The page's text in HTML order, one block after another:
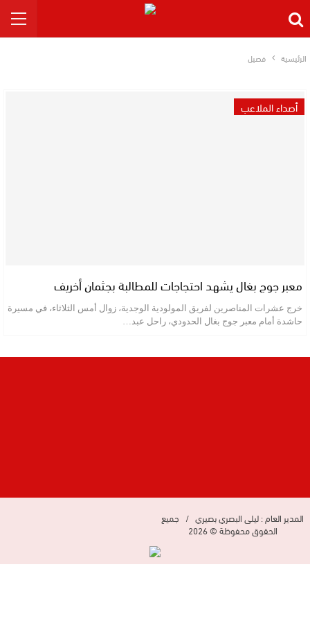
الرئيسية فصيل
أصداء الملاعب
معبر جوج بغال يشهد احتجاجات للمطالبة بجثمان أخريف
خرج عشرات المناصرين لفريق المولودية الوجدية، زوال أمس الثلاثاء، في مسيرة
حاشدة أمام معبر جوج بغال الحدودي، راحل عبد…
المدير العام : ليلى البصري بصيري / جميع
الحقوق محفوظة © 2026